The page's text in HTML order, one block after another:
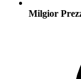
Milgior